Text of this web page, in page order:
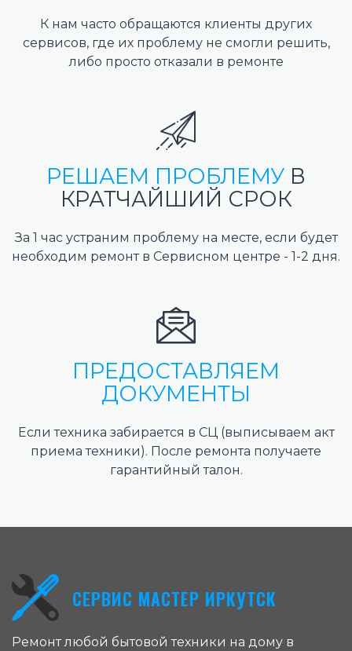
К нам часто обращаются клиенты других
сервисов, где их проблему не смогли решить,
либо просто отказали в ремонте
РЕШАЕМ ПРОБЛЕМУ В
КРАТЧАЙШИЙ СРОК
За 1 час устраним проблему на месте, если будет
необходим ремонт в Сервисном центре - 1-2 дня.
ПРЕДОСТАВЛЯЕМ
ДОКУМЕНТЫ
Если техника забирается в СЦ (выписываем акт
приема техники). После ремонта получаете
гарантийный талон.
СЕРВИС МАСТЕР ИРКУТСК
Ремонт любой бытовой техники на дому в